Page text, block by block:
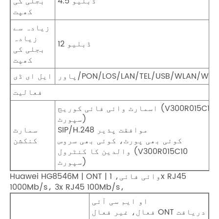
کھپت
زیادہ سے
زیادہ
بجلی کی
کھپت
12 ڈبلیو
ایل ای ڈی
پاور/PON/LOS/LAN/TEL/USB/WLAN/WPS
فعالیت
سمارٹ
کنکشن
اسمارٹ وائی فائی کوریج (V300R015C10
سپورٹ)
SIP/H.248 موافقت پذیر
کوئی بھی پورٹ، کوئی بھی سروس
والدین کا کنٹرول (V300R015C10
سپورٹ)
Huawei HG8546M | ONT | وائی ​​فائی، 1x RJ45
1000Mb/s، 3x RJ45 100Mb/s،
او ایم سی آئی
فعال، غیر فعال ONT دریافت